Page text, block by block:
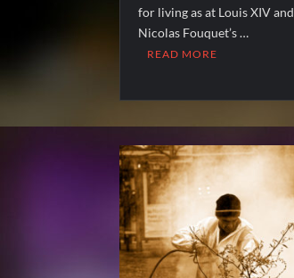
for living as at Louis XIV and
Nicolas Fouquet’s …
READ MORE